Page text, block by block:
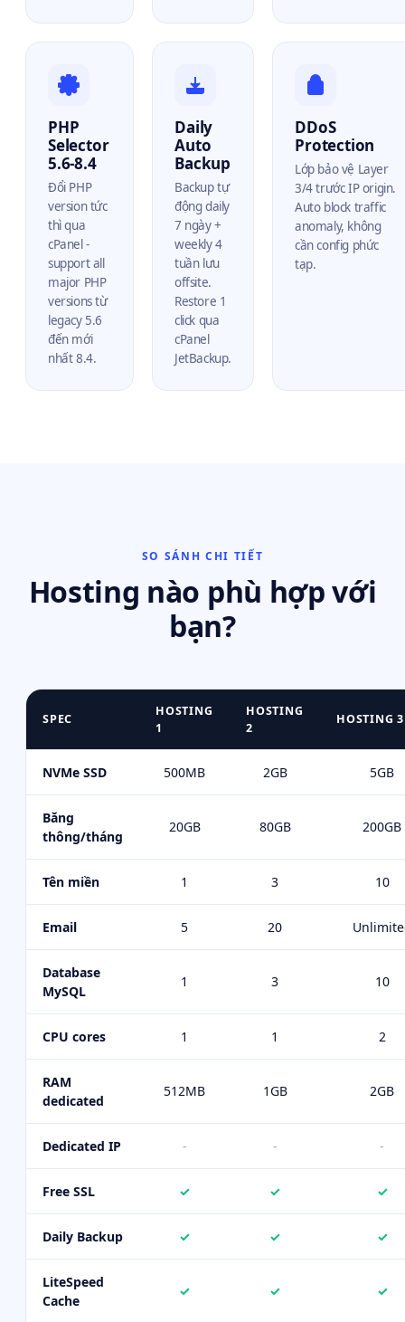
PHP
Selector
5.6-8.4
Đổi PHP
version tức
thì qua
cPanel -
support all
major PHP
versions từ
legacy 5.6
đến mới
nhất 8.4.
Daily
Auto
Backup
Backup tự
động daily
7 ngày +
weekly 4
tuần lưu
offsite.
Restore 1
click qua
cPanel
JetBackup.
DDoS
Protection
Lớp bảo vệ Layer
3/4 trước IP origin.
Auto block traffic
anomaly, không
cần config phức
tạp.
SO SÁNH CHI TIẾT
Hosting nào phù hợp với
bạn?
SPEC
HOSTING
1
HOSTING
2
HOSTING 3
NVMe SSD 500MB 2GB 5GB
Băng
thông/tháng
20GB 80GB 200GB
Tên miền 1 3 10
Email 5 20
Database
MySQL
1 3 10
CPU cores 1 1 2
RAM
dedicated
512MB 1GB 2GB
Dedicated IP - - -
Free SSL ✓ ✓ ✓
Daily Backup ✓ ✓ ✓
LiteSpeed
Cache
✓ ✓ ✓